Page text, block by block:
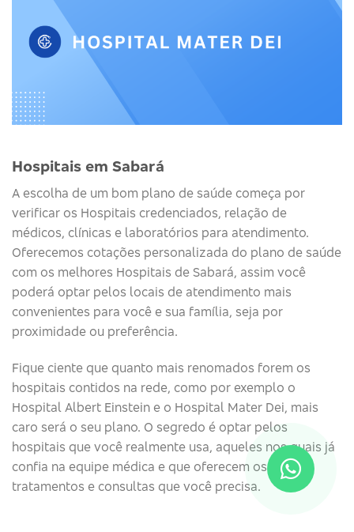
Hospitais em Sabará
A escolha de um bom plano de saúde começa por
verificar os Hospitais credenciados, relação de
médicos, clínicas e laboratórios para atendimento.
Oferecemos cotações personalizada do plano de saúde
com os melhores Hospitais de Sabará, assim você
poderá optar pelos locais de atendimento mais
convenientes para você e sua família, seja por
proximidade ou preferência.
Fique ciente que quanto mais renomados forem os
hospitais contidos na rede, como por exemplo o
Hospital Albert Einstein e o Hospital Mater Dei, mais
caro será o seu plano. O segredo é optar pelos
hospitais que você realmente usa, aqueles nos quais já
confia na equipe médica e que oferecem os
tratamentos e consultas que você precisa.